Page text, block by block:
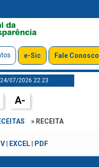
e-Sic Fale Conosco
07/2026 22:23
A-
» RECEITA
| EXCEL| PDF